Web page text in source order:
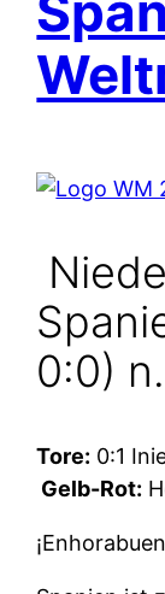
0:0)
Tore: 0:1
Gelb-Rot: